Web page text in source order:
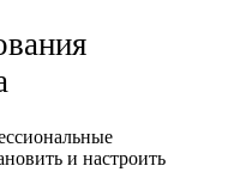
и настроить